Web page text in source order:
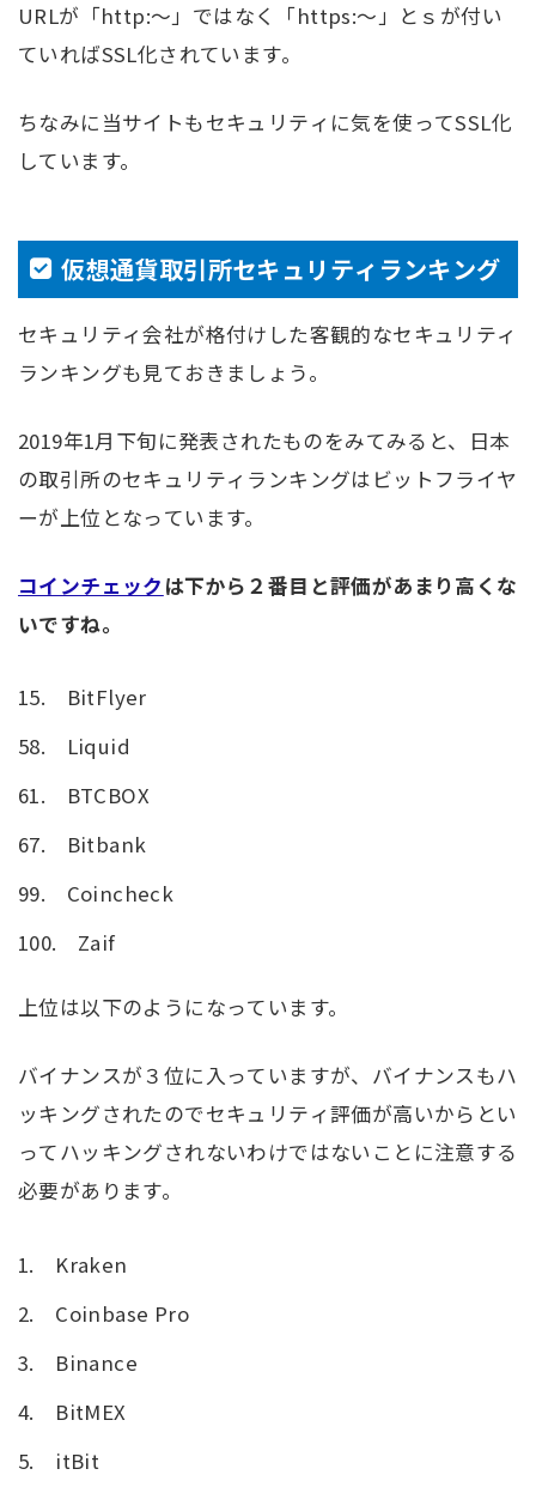
URLが「http:～」ではなく「https:～」とｓが付い
ていればSSL化されています。
ちなみに当サイトもセキュリティに気を使ってSSL化
しています。
仮想通貨取引所セキュリティランキング
セキュリティ会社が格付けした客観的なセキュリティ
ランキングも見ておきましょう。
2019年1月下旬に発表されたものをみてみると、日本
の取引所のセキュリティランキングはビットフライヤ
ーが上位となっています。
コインチェック は下から２番目と評価があまり高くな
いですね。
15. BitFlyer
58. Liquid
61. BTCBOX
67. Bitbank
99. Coincheck
100. Zaif
上位は以下のようになっています。
バイナンスが３位に入っていますが、バイナンスもハ
ッキングされたのでセキュリティ評価が高いからとい
ってハッキングされないわけではないことに注意する
必要があります。
1. Kraken
2. Coinbase Pro
3. Binance
4. BitMEX
5. itBit